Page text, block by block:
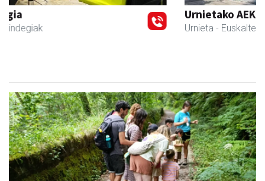
Urnietako AEK euskaltegia
Urnieta - Euskaltegiak